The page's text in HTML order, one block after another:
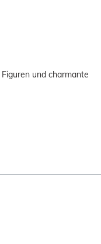
und charmante